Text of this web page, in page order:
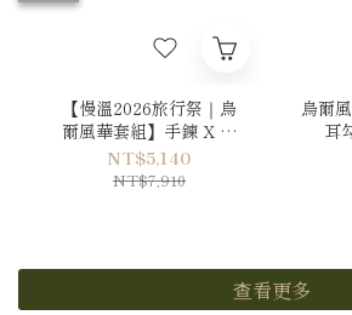
【慢溫2026旅行祭｜烏
爾風華套組】手鍊 X 耳
環
NT$5,140
NT$7,910
烏爾
耳
查看更多